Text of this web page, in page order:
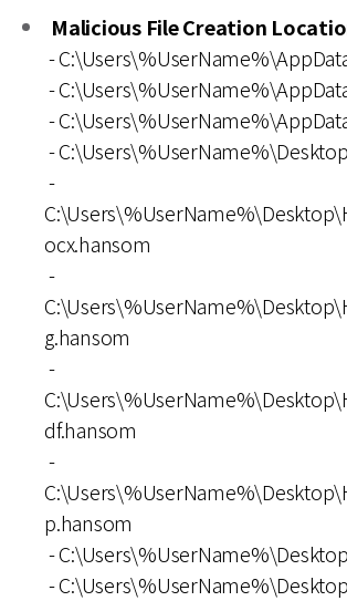
Malicious File Creation
-
-
-
-
-
ocx.hansom
-
g.hansom
-
df.hansom
-
p.hansom
-
-